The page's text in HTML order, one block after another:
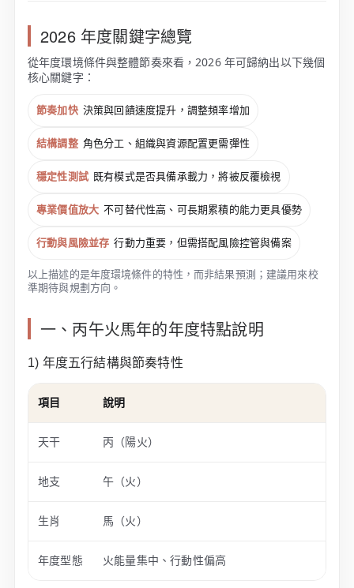
2026 年度關鍵字總覽
從年度環境條件與整體節奏來看，2026 年可歸納出以下幾個
核心關鍵字：
節奏加快 決策與回饋速度提升，調整頻率增加
結構調整 角色分工、組織與資源配置更需彈性
穩定性測試 既有模式是否具備承載力，將被反覆檢視
專業價值放大 不可替代性高、可長期累積的能力更具優勢
行動與風險並存 行動力重要，但需搭配風險控管與備案
以上描述的是年度環境條件的特性，而非結果預測；建議用來校
準期待與規劃方向。
一、丙午火馬年的年度特點說明
1) 年度五行結構與節奏特性
項目 說明
天干 丙（陽火）
地支 午（火）
生肖 馬（火）
年度型態 火能量集中、行動性偏高